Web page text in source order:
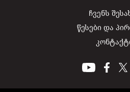
ჩვენს
წესები და